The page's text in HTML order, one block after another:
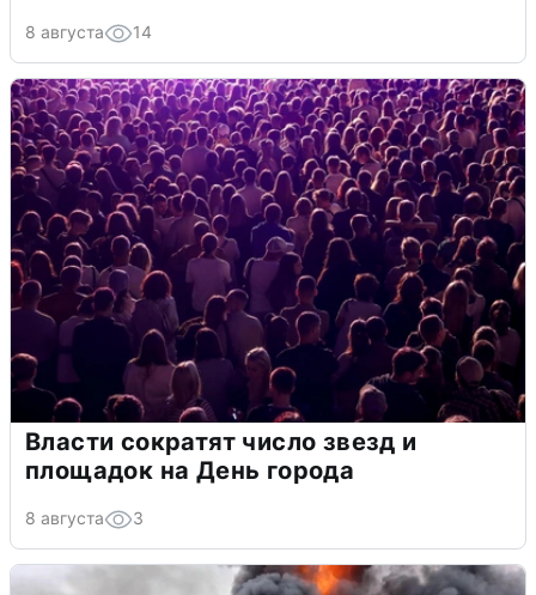
8 августа 14
Власти сократят число звезд и
площадок на День города
8 августа 3